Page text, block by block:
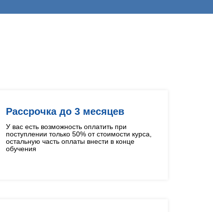
Рассрочка до 3 месяцев
У вас есть возможность оплатить при
поступлении только 50% от стоимости курса,
остальную часть оплаты внести в конце
обучения